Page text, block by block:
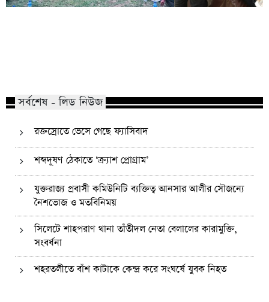
সর্বশেষ - লিড নিউজ
রক্তস্রোতে ভেসে গেছে ফ্যাসিবাদ
শব্দদূষণ ঠেকাতে ‘ক্র্যাশ প্রোগ্রাম’
যুক্তরাজ্য প্রবাসী কমিউনিটি ব্যক্তিত্ব আনসার আলীর সৌজন্যে
নৈশভোজ ও মতবিনিময়
সিলেটে শাহপরাণ থানা তাঁতীদল নেতা বেলালের কারামুক্তি,
সংবর্ধনা
শহরতলীতে বাঁশ কাটাকে কেন্দ্র করে সংঘর্ষে যুবক নিহত